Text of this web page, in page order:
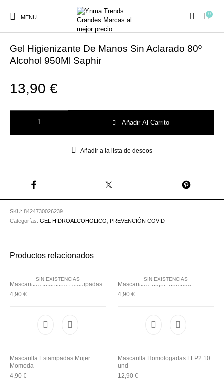
MENU
0
Ambientadores y
PRESENCIALES
Mobiliario Peluquería PERFUMES
Utensilios de
PREVENCIÓN COVID / GEL HIDROALCOHOLICO
Gel Higienizante De Manos Sin Aclarado 80º
Alcohol 950Ml Saphir
13,90€
Añadir Al Carrito
Añadir a la lista de deseos
SKU:8424730026239
Categorías:GEL HIDROALCOHOLICO ,PREVENCIÓN COVID
Productos relacionados
SIN EXISTENCIAS
Mascarillas Infantiles Estampadas
4,90€
SIN EXISTENCIAS
Mascarillas Mujer Momoda
4,90 €
Mascarilla Estampadas Mujer
Momoda
4,90€
Mascarilla Homologadas FFP2 10
und
12,90 €